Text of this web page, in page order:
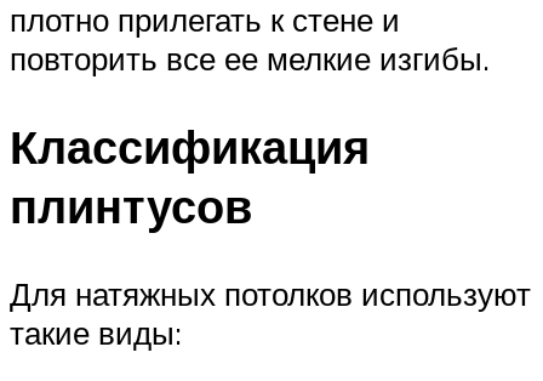
плотно прилегать к стене и
повторить все ее мелкие изгибы.
Классификация
плинтусов
Для натяжных потолков используют
такие виды: